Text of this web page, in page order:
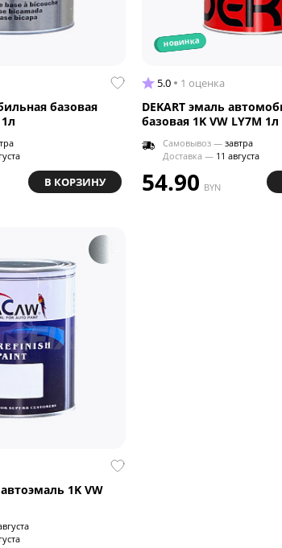
базовая
В КОРЗИНУ
новинка
5.0 1 оценка
DEKART эмаль
базовая 1K VW LY7M 1л
Самовывоз — завтра
Доставка — 11 августа
54.90 BYN
1K VW